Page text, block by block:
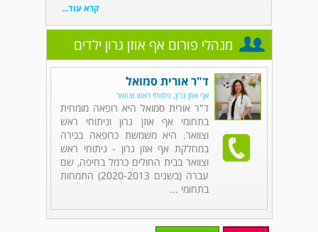
קרא עוד...
מנהלי פורום אף אוזן גרון ילדים
ד"ר אורית סמואל
אף אוזן גרון, ניתוחי ראש וצוואר
ד"ר אורית סמואל היא רופאה מומחית
בתחומי אף אוזן גרון וניתוחי ראש
וצוואר. היא משמשת כרופאה בכירה
במחלקת אף אוזן גרון - ניתוחי ראש
וצוואר בבית החולים כרמל בחיפה, שם
עברה (בשנים 2020-2013) התמחות
בתחומי ...